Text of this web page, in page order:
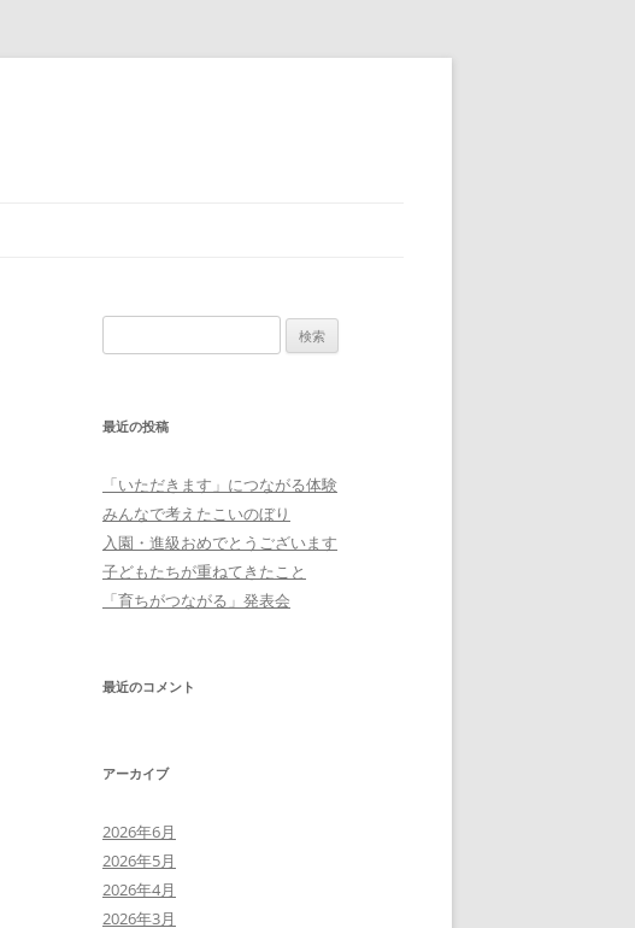
索:
最近の投稿
「いただきます」につながる体験
みんなで考えたこいのぼり
入園・進級おめでとうございます
子どもたちが重ねてきたこと
「育ちがつながる」発表会
最近のコメント
アーカイブ
2026年6月
2026年5月
2026年4月
2026年3月